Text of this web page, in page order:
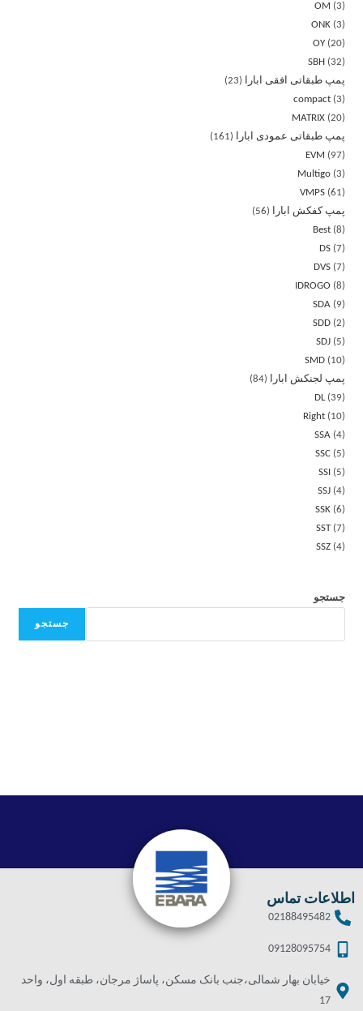
OM
3
ONK 3
OY 20
SBH
32
پمپ طبقاتی افقی ابارا
23
compact 3
MATRIX 20
پمپ طبقاتی عمودی ابارا
161
EVM
97
Multigo 3
VMPS 61
پمپ کفکش ابارا
56
Best 8
DS 7
DVS 7
IDROGO
8
SDA
9
SDD 2
SDJ
5
SMD
10
پمپ لجنکش ابارا
84
DL 39
Right
10
SSA 4
SSC
5
SSI
5
SSJ 4
SSK 6
SST 7
SSZ 4
جستجو
جستجو
اطلاعات تماس
02188495482
09128095754
خیابان بهار شمالی،جنب بانک مسکن، پاساژ مرجان، طبقه اول، واحد
17